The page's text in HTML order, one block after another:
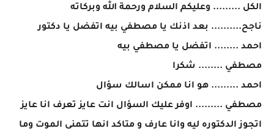
الكل ......... وعليكم السلام ورحمة الله وبركاته
ناجح.......... بعد اذنك يا مصطفي بيه اتفضل يا دكتور
احمد ........ اتفضل يا مصطفي بيه
مصطفي ........ شكرا
احمد ......... هو انا ممكن اسالك سؤال
مصطفي ......... اوفر عليك السؤال انت عايز تعرف انا عايز
اتجوز الدكتوره ليه وانا عارف و متاكد انها تتمنى الموت وما